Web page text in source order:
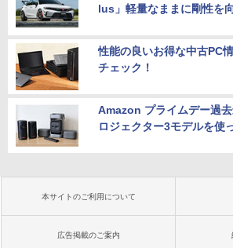
lus」軽量なままに剛性を
性能の良いお得な中古PC
チェック！
Amazon プライムデー過
ロジェクター3モデルを使
本サイトのご利用について
広告掲載のご案内